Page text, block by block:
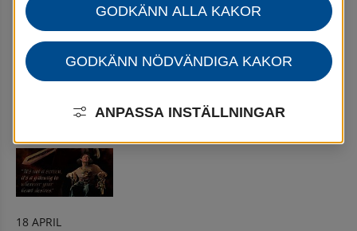
Startsida Uppleva & göra Göra
Kultur
Nyheter för Kultur
Nyhetsarkiv - Kultur
Nyhetsarkiv
18 APRIL
GODKÄNN ALLA KAKOR
GODKÄNN NÖDVÄNDIGA KAKOR
ANPASSA INSTÄLLNINGAR